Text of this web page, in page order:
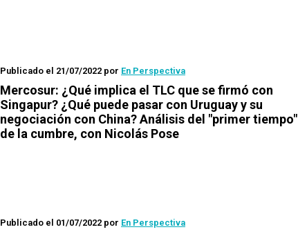
Publicado el 21/07/2022 por En Perspectiva
Mercosur: ¿Qué implica el TLC que se firmó con
Singapur? ¿Qué puede pasar con Uruguay y su
negociación con China? Análisis del "primer tiempo"
de la cumbre, con Nicolás Pose
Publicado el 01/07/2022 por En Perspectiva